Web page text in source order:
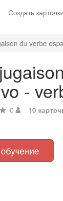
Создать карточки
du verbe
-
0 10